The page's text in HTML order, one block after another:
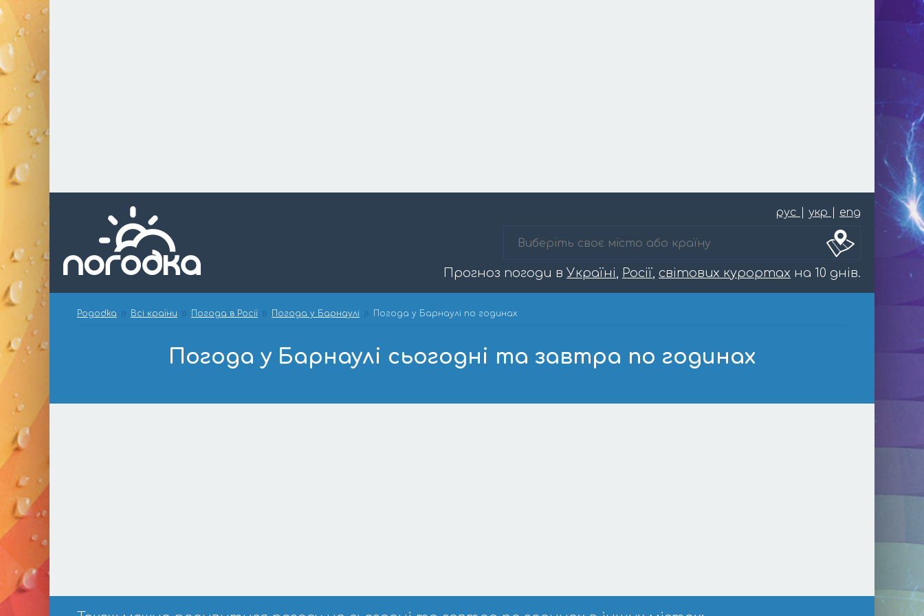
рус укр eng
Прогноз погоди в Україні, Росії, світових курортах на 10 днів.
Pogodka Всі країни Погода в Росії Погода у Барнаулі Погода у Барнаулі по годинах
Погода у Барнаулі сьогодні та завтра по годинах